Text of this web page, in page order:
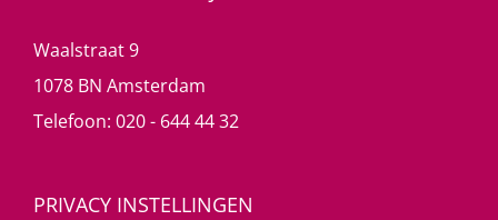
Waalstraat 9
1078 BN Amsterdam
Telefoon: 020 - 644 44 32
PRIVACY INSTELLINGEN